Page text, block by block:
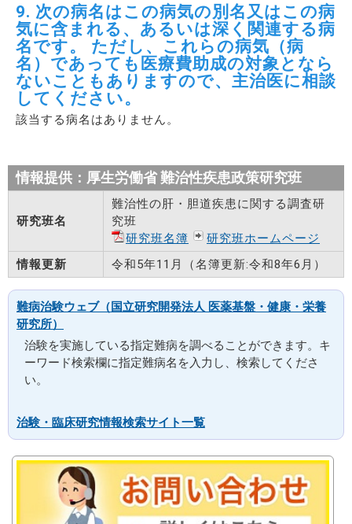
9. 次の病名はこの病気の別名又はこの病
気に含まれる、あるいは深く関連する病
名です。 ただし、これらの病気（病
名）であっても医療費助成の対象となら
ないこともありますので、主治医に相談
してください。
該当する病名はありません。
情報提供：厚生労働省 難治性疾患政策研究班
研究班名
難治性の肝・胆道疾患に関する調査研
究班
研究班名簿
研究班ホームページ
情報更新
令和5年11月（名簿更新:令和8年6月）
難病治験ウェブ（国立研究開発法人 医薬基盤・健康・栄養
研究所）
治験を実施している指定難病を調べることができます。キ
ーワード検索欄に指定難病名を入力し、検索してくださ
い。
治験・臨床研究情報検索サイト一覧